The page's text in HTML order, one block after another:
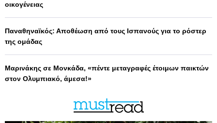
οικογένειας
Παναθηναϊκός: Αποθέωση από τους Ισπανούς για το ρόστερ
της ομάδας
Μαρινάκης σε Μονκάδα, «πέντε μεταγραφές έτοιμων παικτών
στον Ολυμπιακό, άμεσα!»